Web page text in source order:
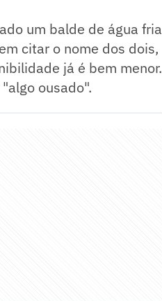
um balde de água fria
citar o nome dos dois,
já é bem menor.
"algo ousado".